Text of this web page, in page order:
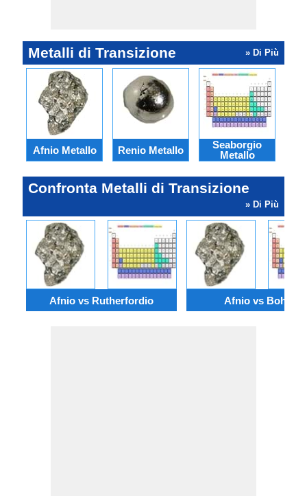
Metalli di Transizione » Di Più
Afnio Metallo Renio Metallo
Seaborgio
Metallo
Confronta Metalli di Transizione
» Di Più
Afnio vs Rutherfordio Afnio vs Bohrio